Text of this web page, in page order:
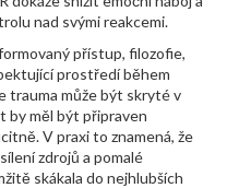
nad svými reakcemi.
přístup, filozofie,
prostředí během
trauma může být skryté v
by měl být připraven
V praxi to znamená, že
zdrojů a pomalé
skákala do nejhlubších